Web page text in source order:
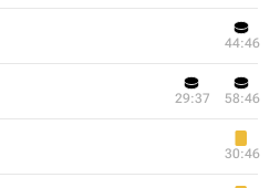
44:46
29:37 58:46
30:46